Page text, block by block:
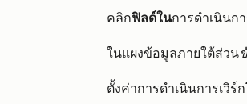
คลิกฟิลด์ในการดำเนินก
ในแผงข้อมูลภายใต้ส่วน
ตั้งค่าการดำเนินการเวิ